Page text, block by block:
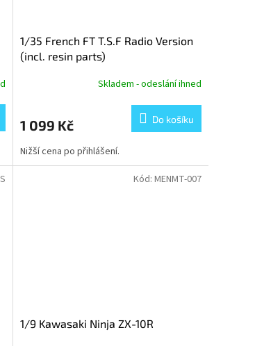
1/35 French FT T.S.F Radio Version
(incl. resin parts)
Skladem - odeslání ihned
1 099 Kč Do košíku
Nižší cena po přihlášení.
1/9 Kawasaki Ninja ZX-10R
Kód: MENMT-007